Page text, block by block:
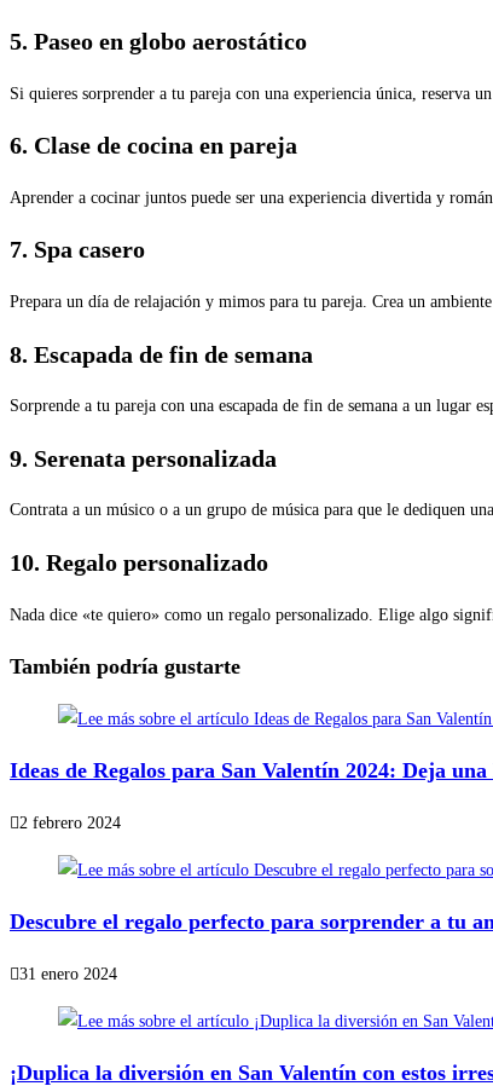
5. Paseo en globo aerostático
Si quieres sorprender a tu pareja con una experiencia única, reserva
6. Clase de cocina en pareja
Aprender a cocinar juntos puede ser una experiencia divertida y
7. Spa casero
Prepara un día de relajación y mimos para tu pareja. Crea un
8. Escapada de fin de semana
Sorprende a tu pareja con una escapada de fin de semana a un
9. Serenata personalizada
Contrata a un músico o a un grupo de música para que le dediquen
10. Regalo personalizado
Nada dice «te quiero» como un regalo personalizado. Elige algo
También podría gustarte
Ideas de Regalos para San Valentín 2024: Deja
2 febrero 2024
Descubre el regalo perfecto para sorprender a tu
31 enero 2024
¡Duplica la diversión en San Valentín con estos